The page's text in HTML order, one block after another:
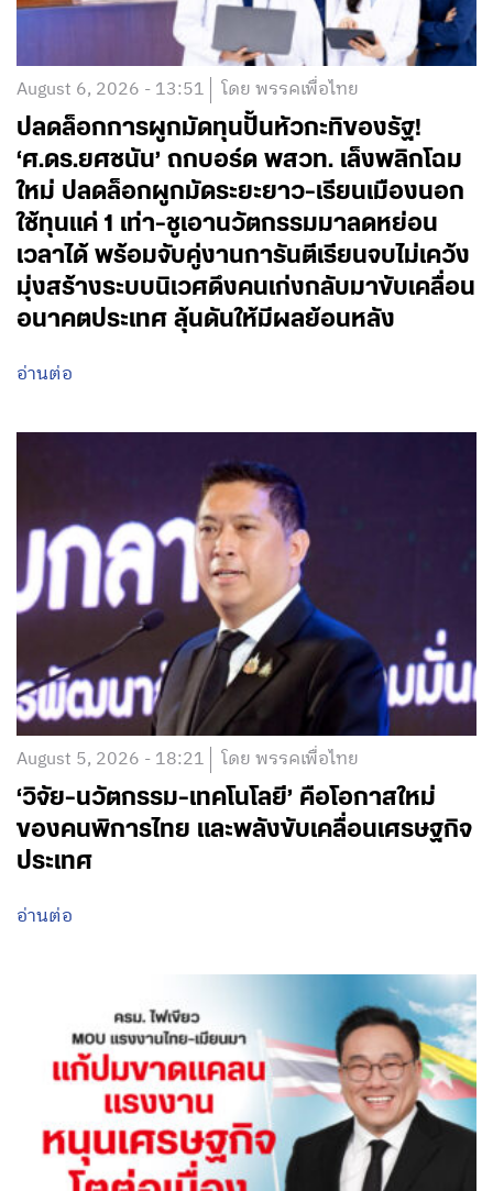
August 6, 2026 - 13:51 โดย พรรคเพื่อไทย
ปลดล็อกการผูกมัดทุนปั้นหัวกะทิของรัฐ!
‘ศ.ดร.ยศชนัน’ ถกบอร์ด พสวท. เล็งพลิกโฉม
ใหม่ ปลดล็อกผูกมัดระยะยาว-เรียนเมืองนอก
ใช้ทุนแค่ 1 เท่า-ชูเอานวัตกรรมมาลดหย่อน
เวลาได้ พร้อมจับคู่งานการันตีเรียนจบไม่เคว้ง
มุ่งสร้างระบบนิเวศดึงคนเก่งกลับมาขับเคลื่อน
อนาคตประเทศ ลุ้นดันให้มีผลย้อนหลัง
อ่านต่อ
August 5, 2026 - 18:21 โดย พรรคเพื่อไทย
‘วิจัย-นวัตกรรม-เทคโนโลยี’ คือโอกาสใหม่
ของคนพิการไทย และพลังขับเคลื่อนเศรษฐกิจ
ประเทศ
อ่านต่อ